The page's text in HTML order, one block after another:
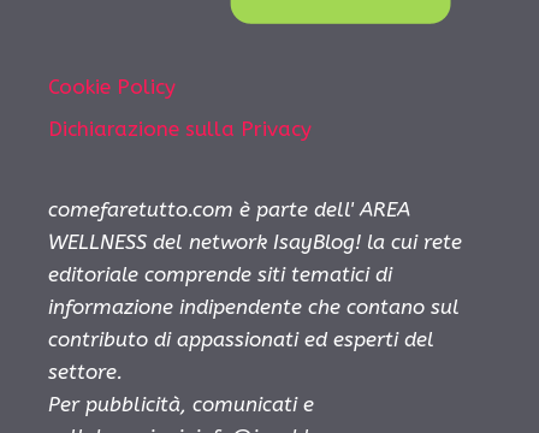
Cookie Policy
Dichiarazione sulla Privacy
comefaretutto.com è parte dell' AREA
WELLNESS del network IsayBlog! la cui rete
editoriale comprende siti tematici di
informazione indipendente che contano sul
contributo di appassionati ed esperti del
settore.
Per pubblicità, comunicati e